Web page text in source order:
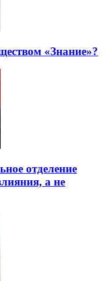
«Знание»?
отделение
а не